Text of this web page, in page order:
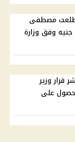
مصطفى
2026.. رواتب تصل إلى 9500 جنيه وفق وزارة
قرار وزير
والحصول على